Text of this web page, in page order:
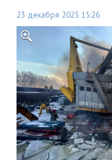
23 декабря 2025 15:26